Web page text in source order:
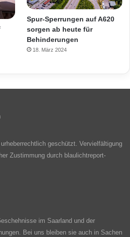
Spur-Sperrungen auf A620
sorgen ab heute für
Behinderungen
18. März 2024
geschützt. Vervielfältigung
Zustimmung durch blaulichtreport-
im Saarland und der
Bei uns bleiben sie auch in Sachen